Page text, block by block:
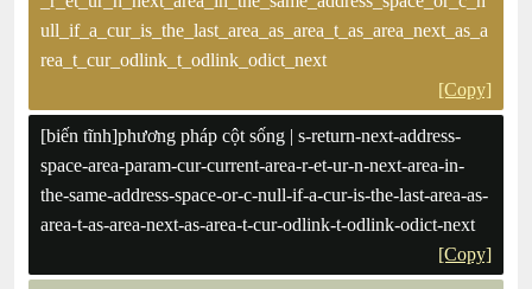
ull_if_a_cur_is_the_last_area_as_area_t_as_area_next_as_a
rea_t_cur_odlink_t_odlink_odict_next
[Copy]
[biến tĩnh]phương pháp cột sống | s-return-next-address-
space-area-param-cur-current-area-r-et-ur-n-next-area-in-
the-same-address-space-or-c-null-if-a-cur-is-the-last-area-as-
area-t-as-area-next-as-area-t-cur-odlink-t-odlink-odict-next
[Copy]